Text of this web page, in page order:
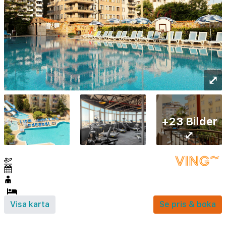
⤢
Visa karta Se pris & boka
+23 Bilder
⤢